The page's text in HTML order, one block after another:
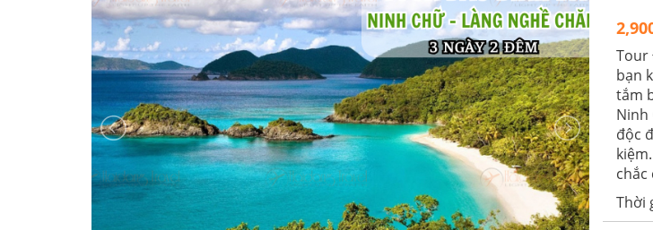
Tour
bạn
tắm
Ninh
độc
chắc
Thời